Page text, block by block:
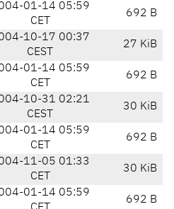
01-14 05:59
CET
692 B
10-17 00:37
CEST
27 KiB
01-14 05:59
CET
692 B
10-31 02:21
CEST
30 KiB
01-14 05:59
CET
692 B
11-05 01:33
CET
30 KiB
01-14 05:59
692 B